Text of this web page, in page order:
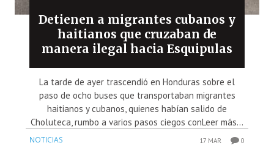
Detienen a migrantes cubanos y
haitianos que cruzaban de
manera ilegal hacia Esquipulas
La tarde de ayer trascendió en Honduras sobre el
paso de ocho buses que transportaban migrantes
haitianos y cubanos, quienes habían salido de
Choluteca, rumbo a varios pasos ciegos conLeer más...
NOTICIAS 17 MAR 0